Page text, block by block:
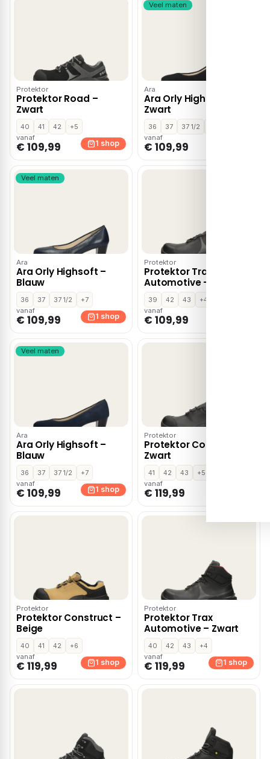
Protektor
Protektor Road –
Zwart
40 41 42
+5
vanaf
€ 109,99 1 shop
Veel maten
Ara
Ara Orly Highsoft –
Zwart
36 37 37 1/2
vanaf
€ 109,99
Veel maten
Ara
Ara Orly Highsoft –
Blauw
36 37 37 1/2
+7
vanaf
€ 109,99 1 shop
Protektor
Protektor Trax
Automotive – Zwart
39 42 43
+4
vanaf
€ 109,99
Veel maten
Ara
Ara Orly Highsoft –
Blauw
36 37 37 1/2
+7
vanaf
€ 109,99 1 shop
Protektor
Protektor Construct –
Zwart
41 42 43
+5
vanaf
€ 119,99
Protektor
Protektor Construct –
Beige
40 41 42
+6
vanaf
€ 119,99 1 shop
Protektor
Protektor Trax
Automotive – Zwart
40 42 43
+4
vanaf
€ 119,99 1 shop